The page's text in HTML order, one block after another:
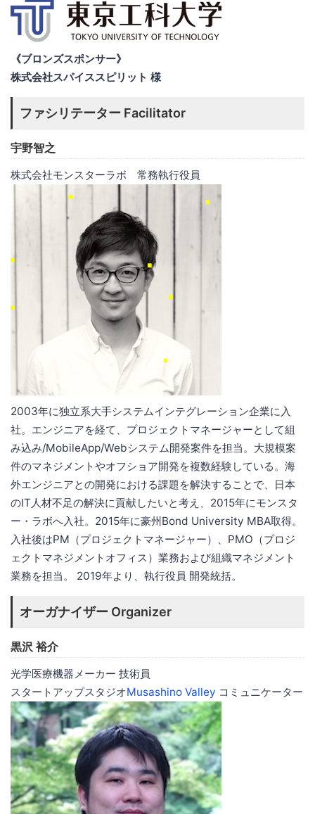
《ブロンズスポンサー》
株式会社スパイススピリット 様
ファシリテーター Facilitator
宇野智之
株式会社モンスターラボ 常務執行役員
2003年に独立系大手システムインテグレーション企業に入
社。エンジニアを経て、プロジェクトマネージャーとして組
み込み/MobileApp/Webシステム開発案件を担当。大規模案
件のマネジメントやオフショア開発を複数経験している。海
外エンジニアとの開発における課題を解決することで、日本
のIT人材不足の解決に貢献したいと考え、2015年にモンスタ
ー・ラボへ入社。2015年に豪州Bond University MBA取得。
入社後はPM（プロジェクトマネージャー）、PMO（プロジ
ェクトマネジメントオフィス）業務および組織マネジメント
業務を担当。 2019年より、執行役員 開発統括。
オーガナイザー Organizer
黒沢 裕介
光学医療機器メーカー 技術員
スタートアップスタジオMusashino Valley コミュニケーター